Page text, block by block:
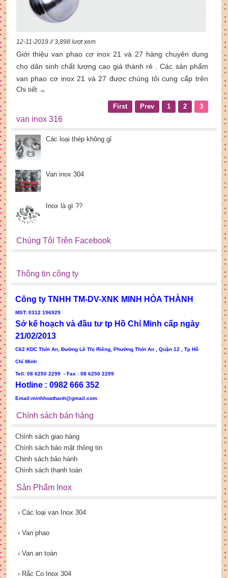
12-11-2019 // 3,898 lượt xem
Giới thiệu van phao cơ inox 21 và 27 hàng chuyên dụng
cho dân sinh chất lượng cao giá thành rẻ . Các sản phẩm
van phao cơ inox 21 và 27 được chúng tôi cung cấp trên
thị trường toàn quốc có các đặc tính và ứng dụng vượt trội
đảm bảo cho việc sử dụng lâu dài và tiện lợi đối với quý
khách hàng .
Chi tiết →
First Prev 1 2 3
van inox 316
Các loại thép không gỉ
Van inox 304
Inox là gì ??
Chúng Tôi Trên Facebook
Thông tin công ty
Công ty TNHH TM-DV-XNK MINH HÒA THÀNH
MST: 0312 196929
Sở kế hoạch và đầu tư tp Hồ Chí Minh cấp ngày
21/02/2013
C62 KDC Thới An, Đường Lê Thị Riêng, Phường Thới An , Quận 12 , Tp Hồ
Chí Minh
Tell: 08 6250 2299 - Fax : 08 6250 2299
Hotline : 0982 666 352
Email:minhhoathanh@gmail.com
Chính sách bán hàng
Chính sách giao hàng
Chính sách bảo mật thông tin
Chinh sách bảo hành
Chính sách thanh toán
Sản Phẩm Inox
› Các loại van Inox 304
› Van phao
› Van an toàn
› Rắc Co Inox 304